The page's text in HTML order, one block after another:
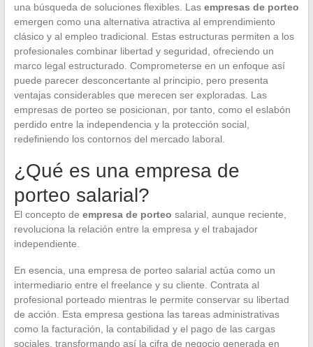
una búsqueda de soluciones flexibles. Las empresas de porteo
emergen como una alternativa atractiva al emprendimiento
clásico y al empleo tradicional. Estas estructuras permiten a los
profesionales combinar libertad y seguridad, ofreciendo un
marco legal estructurado. Comprometerse en un enfoque así
puede parecer desconcertante al principio, pero presenta
ventajas considerables que merecen ser exploradas. Las
empresas de porteo se posicionan, por tanto, como el eslabón
perdido entre la independencia y la protección social,
redefiniendo los contornos del mercado laboral.
¿Qué es una empresa de
porteo salarial?
El concepto de empresa de porteo salarial, aunque reciente,
revoluciona la relación entre la empresa y el trabajador
independiente.
En esencia, una empresa de porteo salarial actúa como un
intermediario entre el freelance y su cliente. Contrata al
profesional porteado mientras le permite conservar su libertad
de acción. Esta empresa gestiona las tareas administrativas
como la facturación, la contabilidad y el pago de las cargas
sociales, transformando así la cifra de negocio generada en